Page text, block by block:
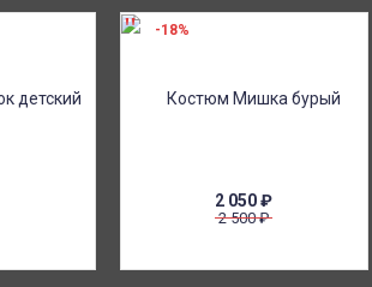
2 050₽
2 500₽
-18%